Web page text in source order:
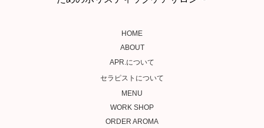
HOME
ABOUT
APR.について
セラピストについて
MENU
WORK SHOP
ORDER AROMA